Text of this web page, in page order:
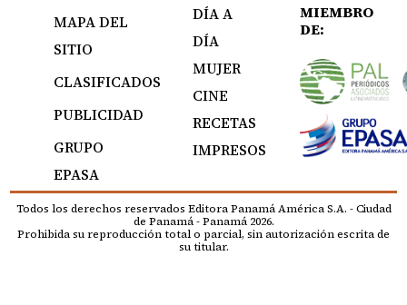
MAPA DEL
SITIO
CLASIFICADOS
PUBLICIDAD
GRUPO
EPASA
DÍA A
DÍA
MUJER
CINE
RECETAS
IMPRESOS
MIEMBRO
DE:
Todos los derechos reservados Editora Panamá América S.A. - Ciudad
de Panamá - Panamá 2026.
Prohibida su reproducción total o parcial, sin autorización escrita de
su titular.